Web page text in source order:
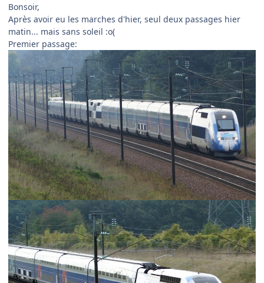
Bonsoir,
Après avoir eu les marches d'hier, seul deux passages hier
matin... mais sans soleil :o(
Premier passage: